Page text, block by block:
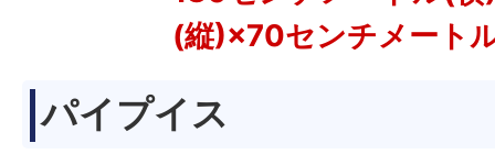
(縦)×70センチメート
パイプイス